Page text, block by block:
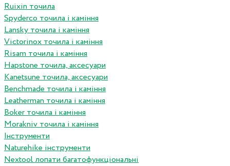
Ruixin точила
Spyderco точила і каміння
Lansky точила і каміння
Victorinox точила і каміння
Risam точила і каміння
Hapstone точила, аксесуари
Kanetsune точила, аксесуари
Benchmade точила і каміння
Leatherman точила і каміння
Boker точила і каміння
Morakniv точила і каміння
Інструменти
Naturehike інструменти
Nextool лопати багатофункціональні